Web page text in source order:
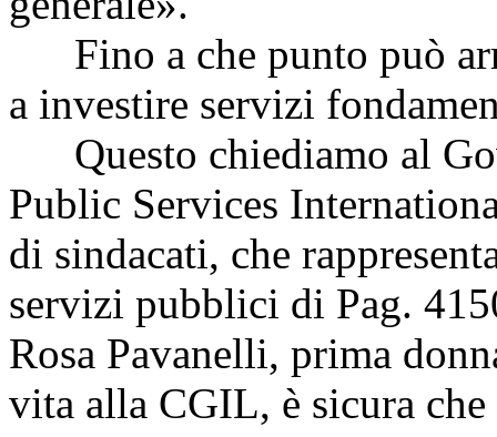
Fino a che punto può
a investire servizi
Questo chiediamo al
Public Services
di sindacati, che
servizi pubblici di Pag. 4
Rosa Pavanelli, prima
vita alla CGIL, è sicura